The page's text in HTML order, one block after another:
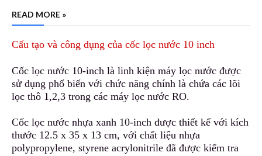
READ MORE »
Cấu tạo và công dụng của cốc lọc nước 10 inch
Cốc lọc nước 10-inch là linh kiện máy lọc nước được
sử dụng phổ biến với chức năng chính là chứa các lõi
lọc thô 1,2,3 trong các máy lọc nước RO.
Cốc lọc nước nhựa xanh 10-inch được thiết kế với kích
thước 12.5 x 35 x 13 cm, với chất liệu nhựa
polypropylene, styrene acrylonitrile đã được kiểm tra